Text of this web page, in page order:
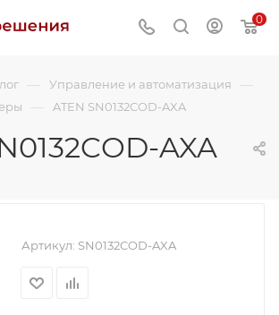
0
— Управление и автоматизация —
— ATEN SN0132COD-AXA
AXA
Артикул: SN0132COD-AXA